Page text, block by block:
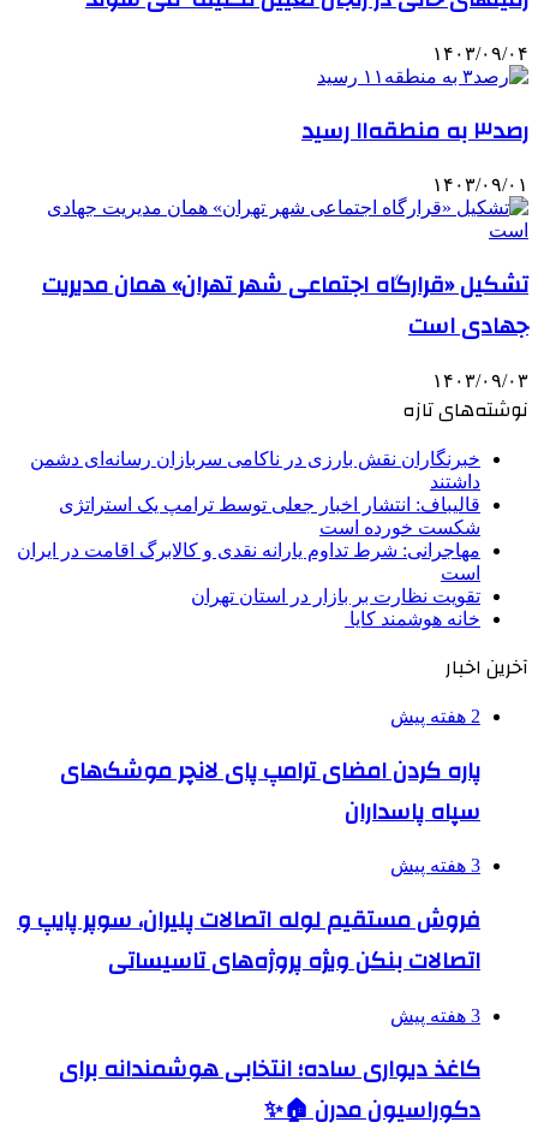
۱۴۰۳/۰۹/۰۴
رصد۳ به منطقه۱۱ رسید
۱۴۰۳/۰۹/۰۱
تشکیل «قرارگاه اجتماعی شهر تهران» همان مدیریت
جهادی است
۱۴۰۳/۰۹/۰۳
نوشته‌های تازه
خبرنگاران نقش بارزی در ناکامی سربازان رسانه‌ای دشمن
داشتند
قالیباف: انتشار اخبار جعلی توسط ترامپ یک استراتژی
شکست خورده است
مهاجرانی: شرط تداوم یارانه نقدی و کالابرگ اقامت در ایران
است
تقویت نظارت بر بازار در استان تهران
خانه هوشمند کایا
آخرین اخبار
2 هفته پیش
پاره کردن امضای ترامپ پای لانچر موشک‌های
سپاه پاسداران
3 هفته پیش
فروش مستقیم لوله اتصالات پلیران، سوپر پایپ و
اتصالات بنکن ویژه پروژه‌های تاسیساتی
3 هفته پیش
کاغذ دیواری ساده؛ انتخابی هوشمندانه برای
دکوراسیون مدرن 🏠✨